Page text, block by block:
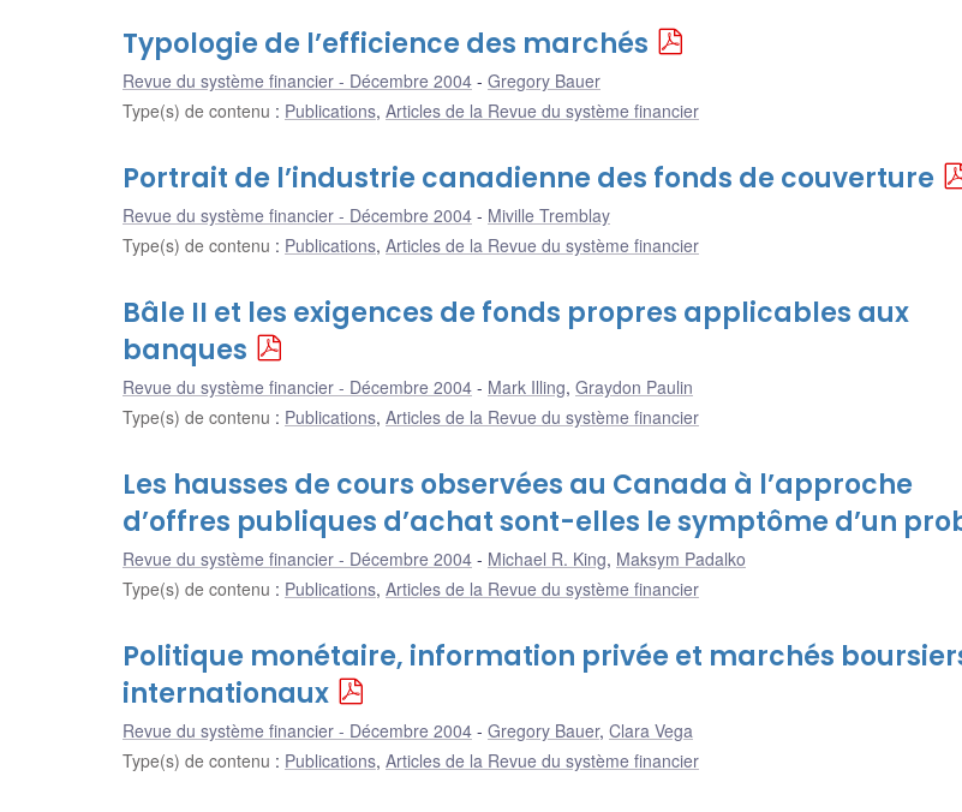
Typologie de l’efficience des marchés
Revue du système financier - Décembre 2004
Gregory Bauer
Type(s) de contenu : Publications, Articles de la Revue du système financier
Portrait de l’industrie canadienne des fonds de couverture
Revue du système financier - Décembre 2004
Miville Tremblay
Type(s) de contenu : Publications, Articles de la Revue du système financier
Bâle II et les exigences de fonds propres applicables aux
banques
Revue du système financier - Décembre 2004 Mark Illing, Graydon Paulin
Type(s) de contenu : Publications, Articles de la Revue du système financier
Les hausses de cours observées au Canada à l’approche
d’offres publiques d’achat sont-elles le symptôme d’un
Revue du système financier - Décembre 2004 Michael R. King, Maksym Padalko
Type(s) de contenu : Publications, Articles de la Revue du système financier
Politique monétaire, information privée et marchés
internationaux
Revue du système financier - Décembre 2004 Gregory Bauer, Clara Vega
Type(s) de contenu : Publications, Articles de la Revue du système financier